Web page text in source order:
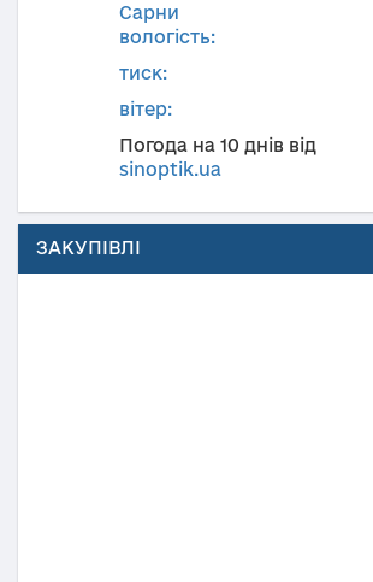
Сарни
вологість:
тиск:
вітер:
Погода на 10 днів від
sinoptik.ua
ЗАКУПІВЛІ